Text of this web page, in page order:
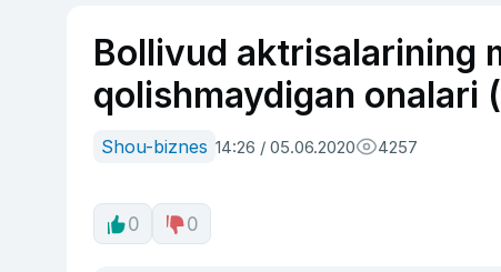
Bollivud aktrisalarining
qolishmaydigan onalari
Shou-biznes 14:26 / 05.06.2020 4257
0 0